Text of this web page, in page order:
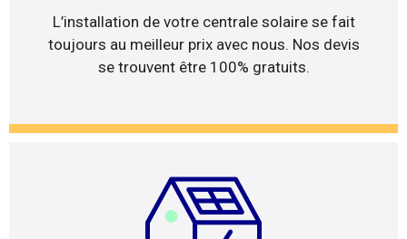
L’installation de votre centrale solaire se fait
toujours au meilleur prix avec nous. Nos devis
se trouvent être 100% gratuits.